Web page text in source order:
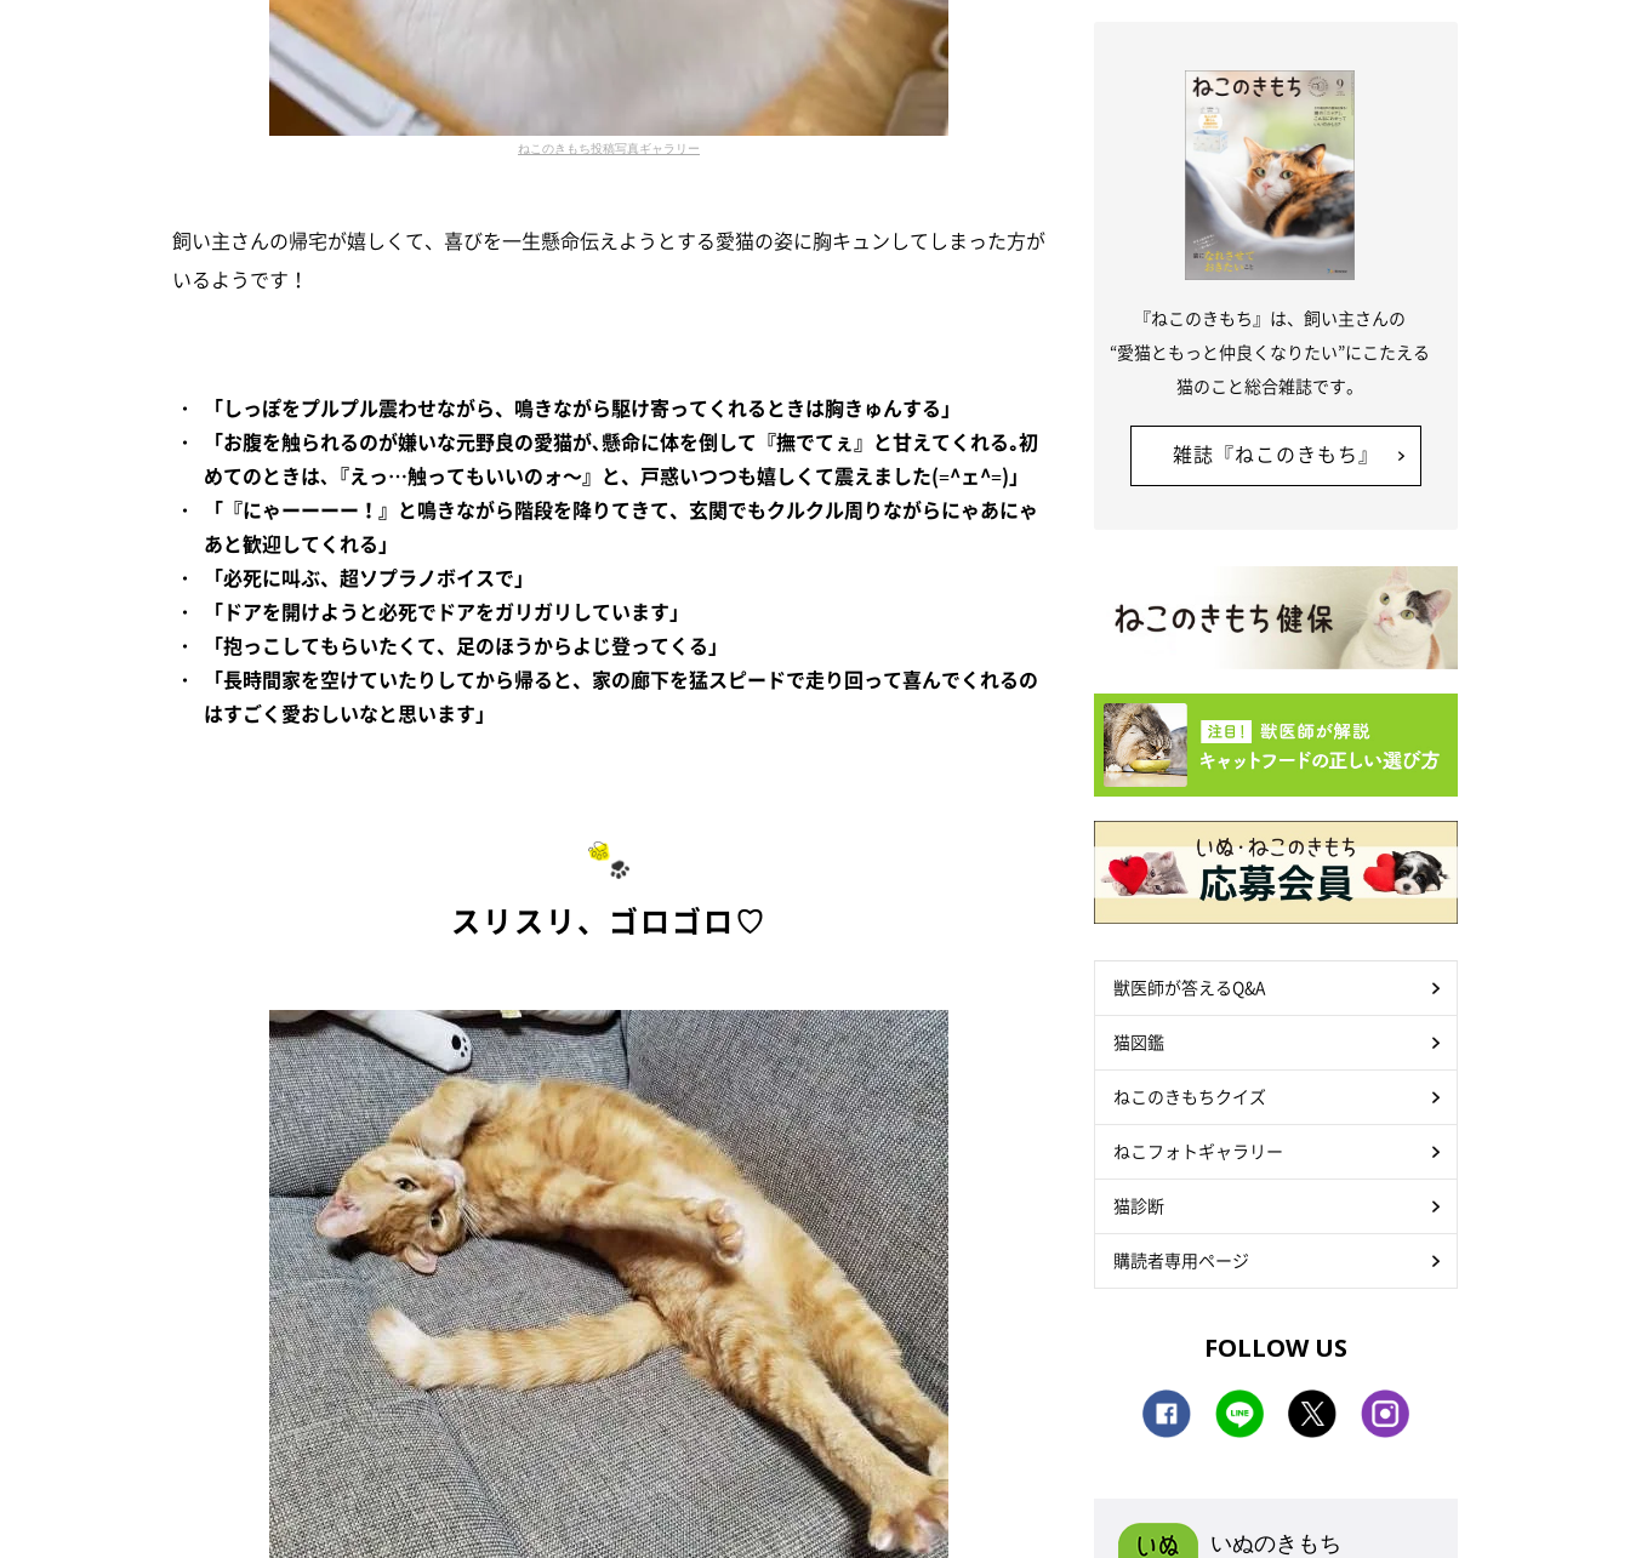
ねこのきもち投稿写真ギャラリー
飼い主さんの帰宅が嬉しくて、喜びを一生懸命伝えようとする愛猫の姿に胸キュンしてしまった方が
いるようです！
「しっぽをプルプル震わせながら、鳴きながら駆け寄ってくれるときは胸きゅんする」
「お腹を触られるのが嫌いな元野良の愛猫が､懸命に体を倒して『撫でてぇ』と甘えてくれる｡初
めてのときは､『えっ…触ってもいいのォ～』と、戸惑いつつも嬉しくて震えました(=^ェ^=)」
「『にゃーーーー！』と鳴きながら階段を降りてきて、玄関でもクルクル周りながらにゃあにゃ
あと歓迎してくれる」
「必死に叫ぶ、超ソプラノボイスで」
「ドアを開けようと必死でドアをガリガリしています」
「抱っこしてもらいたくて、足のほうからよじ登ってくる」
「長時間家を空けていたりしてから帰ると、家の廊下を猛スピードで走り回って喜んでくれるの
はすごく愛おしいなと思います」
スリスリ、ゴロゴロ♡
『ねこのきもち』は、飼い主さんの
“愛猫ともっと仲良くなりたい”にこたえる
猫のこと総合雑誌です。
雑誌『ねこのきもち』
獣医師が答えるQ&A
猫図鑑
ねこのきもちクイズ
ねこフォトギャラリー
猫診断
購読者専用ページ
FOLLOW US
いぬのきもち